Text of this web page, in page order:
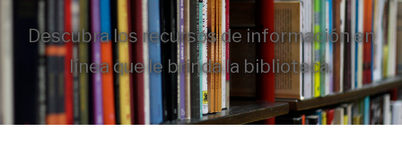
Descubra los recursos de información en
línea que le brinda la biblioteca.